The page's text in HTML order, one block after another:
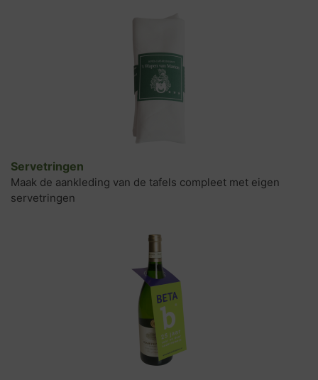
Servetringen
Maak de aankleding van de tafels compleet met eigen
servetringen